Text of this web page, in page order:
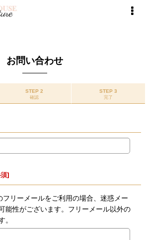
お問い合わせ
STEP 2
確認
STEP 3
完了
]
リーメールをご利用の場合、迷惑メー
能性がございます。フリーメール以外の
。